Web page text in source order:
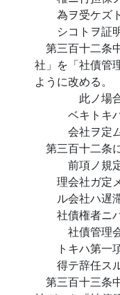
為ヲ受ケズ
シコトヲ証
第三百十二条
社」を「社債管
ように改める。
此ノ場
ベキトキ
会社ヲ定
第三百十二条
前項ノ規
理会社ガ定
ル会社ハ遅
社債権者ニ
社債管理
トキハ第一
得テ辞任ス
第三百十三条